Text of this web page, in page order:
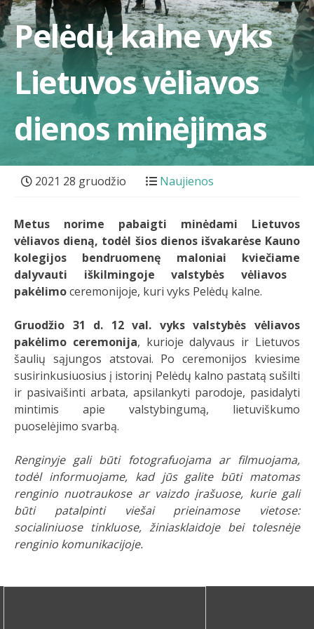
Pelėdų kalne vyks
Lietuvos vėliavos
dienos minėjimas
2021 28 gruodžio Naujienos
Metus norime pabaigti minėdami Lietuvos
vėliavos dieną, todėl šios dienos išvakarėse Kauno
kolegijos bendruomenę maloniai kviečiame
dalyvauti iškilmingoje valstybės vėliavos
pakėlimoceremonijoje, kuri vyks Pelėdų kalne.
Gruodžio 31 d. 12 val. vyks valstybės vėliavos
pakėlimo ceremonija, kurioje dalyvaus ir Lietuvos
šaulių sąjungos atstovai. Po ceremonijos kviesime
susirinkusiuosius į istorinį Pelėdų kalno pastatą sušilti
ir pasivaišinti arbata, apsilankyti parodoje, pasidalyti
mintimis apie valstybingumą, lietuviškumo
puoselėjimo svarbą.
Renginyje gali būti fotografuojama ar filmuojama,
todėl informuojame, kad jūs galite būti matomas
renginio nuotraukose ar vaizdo įrašuose, kurie gali
būti patalpinti viešai prieinamose vietose:
socialiniuose tinkluose, žiniasklaidoje bei tolesnėje
renginio komunikacijoje.